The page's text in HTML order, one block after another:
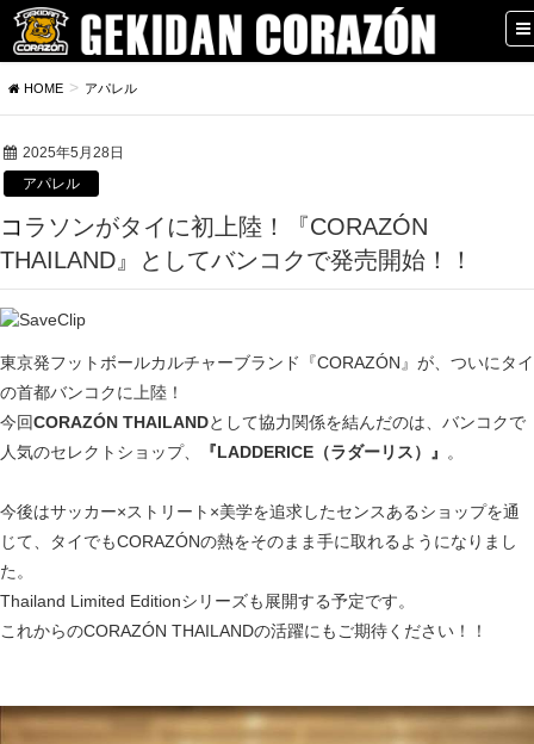
HOME アパレル
2025年5月28日
アパレル
コラソンがタイに初上陸！『CORAZÓN
THAILAND』としてバンコクで発売開始！！
東京発フットボールカルチャーブランド『CORAZÓN』が、ついにタイ
の首都バンコクに上陸！
今回CORAZÓN THAILANDとして協力関係を結んだのは、バンコクで
人気のセレクトショップ、
『LADDERICE（ラダーリス）』 。
今後はサッカー×ストリート×美学を追求したセンスあるショップを通
じて、タイでもCORAZÓNの熱をそのまま手に取れるようになりまし
た。
Thailand Limited Editionシリーズも展開する予定です。
これからのCORAZÓN THAILANDの活躍にもご期待ください！！